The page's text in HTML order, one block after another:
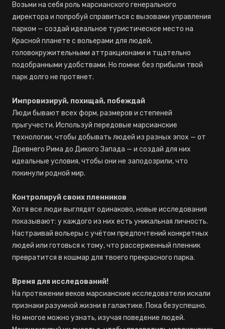
Возьми на себя роль марсианского генерального
директора и попробуй справиться с вызовами управления
парком — создай идеальное туристическое место на
Красной планете с вольерами для людей,
головокружительными аттракционами и тщательно
подобранными удобствами. Но помни: без прибыли твой
парк долго не протянет.
Импровизируй, похищай, побеждай
Люди бывают всех форм, размеров и степеней
прыгучести. Используй передовые марсианские
технологии, чтобы добывать людей из разных эпох — от
Древнего Рима до Дикого Запада — и создай для них
идеальные условия, чтобы они не заподозрили, что
покинули родной мир.
Контролируй своих пленников
Хотя все люди выглядят одинаково, новые исследования
показывают: у каждого из них есть уникальная личность.
Настраивай вольеры с учётом предпочтений конкретных
людей или готовься к тому, что рассерженный пленник
превратится в кошмар для твоего прекрасного парка.
Время для исследований!
На протяжении веков марсианские исследователи искали
признаки разумной жизни в галактике. Пока безуспешно.
Но многое можно узнать, изучая поведение людей.